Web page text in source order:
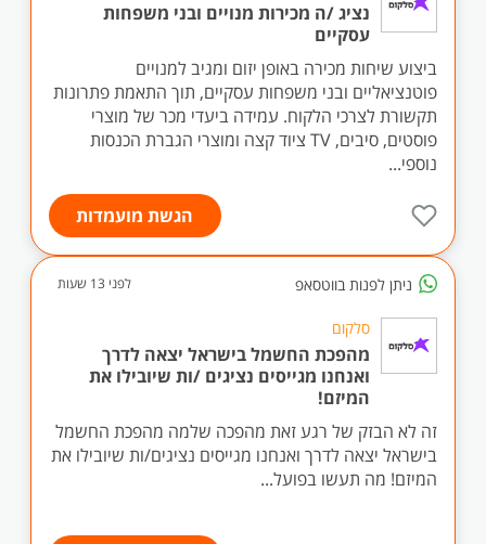
נציג /ה מכירות מנויים ובני משפחות
עסקיים
ביצוע שיחות מכירה באופן יזום ומגיב למנויים
פוטנציאליים ובני משפחות עסקיים, תוך התאמת פתרונות
תקשורת לצרכי הלקוח. עמידה ביעדי מכר של מוצרי
פוסטים, סיבים, TV ציוד קצה ומוצרי הגברת הכנסות
נוספי...
הגשת מועמדות
ניתן לפנות בווטסאפ לפני 13 שעות
סלקום
מהפכת החשמל בישראל יצאה לדרך
ואנחנו מגייסים נציגים /ות שיובילו את
המיזם!
זה לא הבזק של רגע זאת מהפכה שלמה מהפכת החשמל
בישראל יצאה לדרך ואנחנו מגייסים נציגים/ות שיובילו את
המיזם! מה תעשו בפועל...